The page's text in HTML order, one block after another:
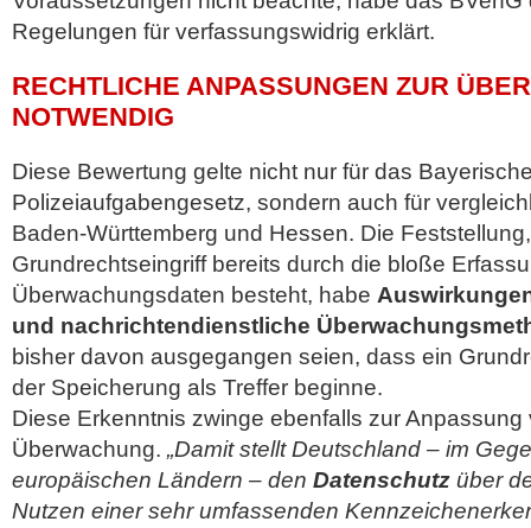
Regelungen für verfassungswidrig erklärt.
RECHTLICHE ANPASSUNGEN ZUR
NOTWENDIG
Diese Bewertung gelte nicht nur für das
Polizeiaufgabengesetz, sondern auch für
Baden-Württemberg und Hessen. Die
Grundrechtseingriff bereits durch die bloße
Überwachungsdaten besteht, habe
und nachrichtendienstliche
bisher davon ausgegangen seien, dass ein
der Speicherung als Treffer beginne.
Diese Erkenntnis zwinge ebenfalls zur
Überwachung. „Damit stellt Deutschland – im
europäischen Ländern – den Datenschutz über
Nutzen einer sehr umfassenden